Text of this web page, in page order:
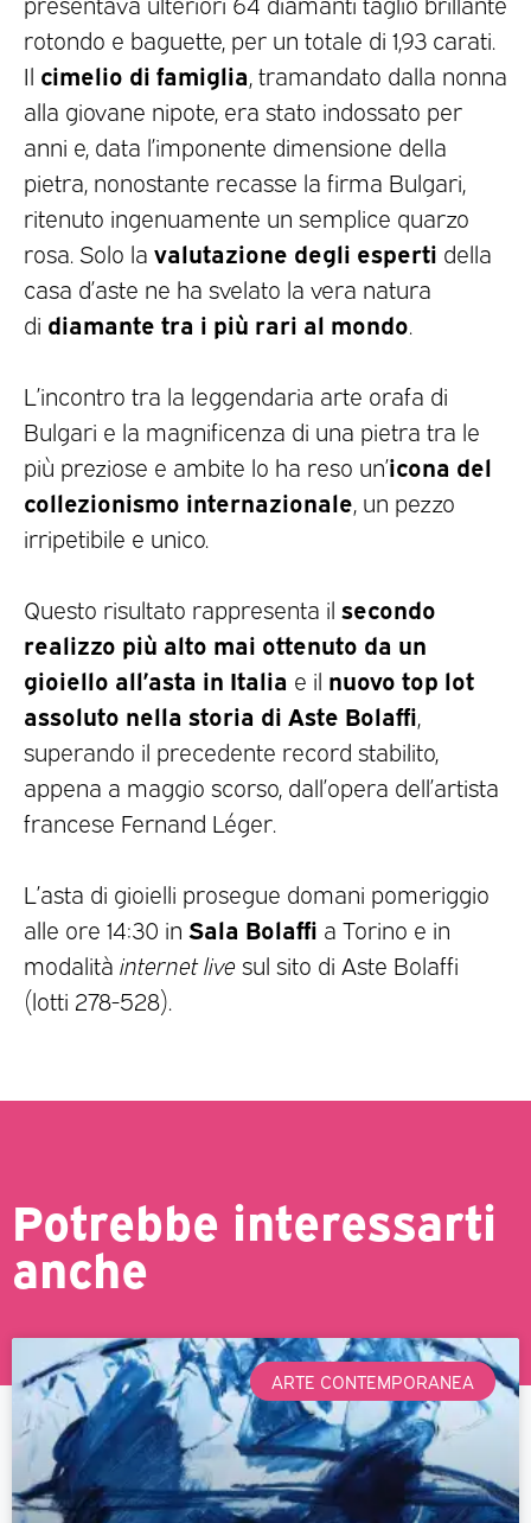
rotondo e baguette, per un totale di 1,93 carati.
Il cimelio di famiglia , tramandato dalla nonna
alla giovane nipote, era stato indossato per
anni e, data l’imponente dimensione della
pietra, nonostante recasse la firma Bulgari,
ritenuto ingenuamente un semplice quarzo
rosa. Solo la valutazione degli esperti della
casa d’aste ne ha svelato la vera natura
di diamante tra i più rari al mondo
L’incontro tra la leggendaria arte orafa di
Bulgari e la magnificenza di una pietra tra le
più preziose e ambite lo ha reso un’icona del
collezionismo internazionale , un pezzo
irripetibile e unico.
Questo risultato rappresenta il secondo
realizzo più alto mai ottenuto da un
gioiello all’asta in Italia e il nuovo top lot
assoluto nella storia di Aste Bolaffi
superando il precedente record stabilito,
appena a maggio scorso, dall’opera dell’artista
francese Fernand Léger.
L’asta di gioielli prosegue domani pomeriggio
alle ore 14:30 in Sala Bolaffi a Torino e in
modalità internet live sul sito di Aste Bolaffi
(lotti 278-528).
Potrebbe interessarti
anche
ARTE CONTEMPORANEA